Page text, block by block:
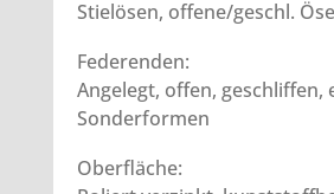
Stielösen, offene/geschl.
Federenden:
Angelegt, offen, geschliffen,
Sonderformen
Oberfläche: